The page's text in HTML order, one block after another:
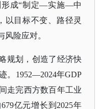
形成“制定—实施—中
目标不变、路径灵
险应对。
规划，创造了经济快
。 1952—2024年GDP
走完西方数百年工业
亿元增长到2025年